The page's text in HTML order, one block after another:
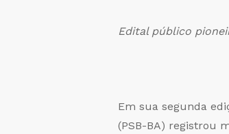
Edital público
Em sua segunda
(PSB-BA) registrou